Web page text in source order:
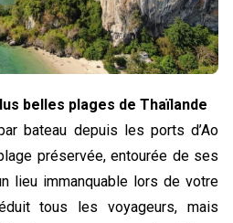
belles plages de Thaïlande
bateau depuis les ports d’Ao
préservée, entourée de ses
lieu immanquable lors de votre
tous les voyageurs, mais